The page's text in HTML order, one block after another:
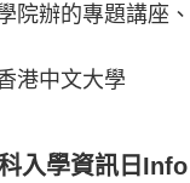
院辦的專題講座
港中文大學
入學資訊日